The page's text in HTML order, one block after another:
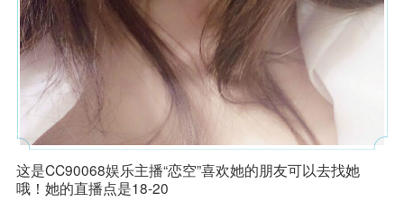
这是CC90068娱乐主播“恋空”喜欢她的朋友可以去找她
哦！她的直播点是18-20
1、本游戏是一款回合制角色扮演游戏，适用于年满16周岁及以上的
用户，建议未成年人在家长监护下使用游戏产品。我们鼓励家长根据